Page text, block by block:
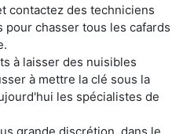
contactez des techniciens
chasser tous les cafards
à laisser des nuisibles
à mettre la clé sous la
les spécialistes de